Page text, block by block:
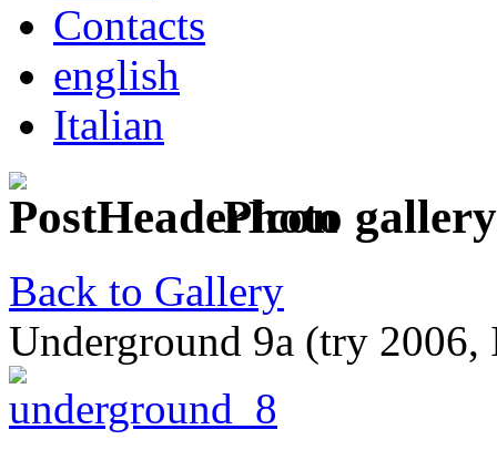
Contacts
english
Italian
Photo gallery
Back to Gallery
Underground 9a (try 2006,